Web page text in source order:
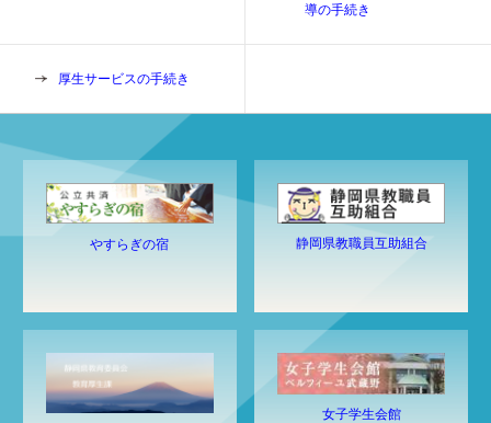
導の手続き
厚生サービスの手続き
やすらぎの宿 静岡県教職員互助組合
女子学生会館